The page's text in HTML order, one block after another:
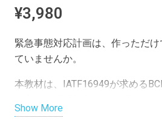
¥3,980
緊急事態対応計画は、作っただ
ていませんか。
本教材は、IATF16949が求める
だ全22スライドの教育資料です。
Show More